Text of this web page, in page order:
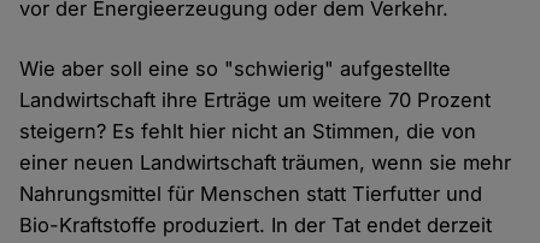
vor der Energieerzeugung oder dem Verkehr.
Wie aber soll eine so "schwierig" aufgestellte
Landwirtschaft ihre Erträge um weitere 70 Prozent
steigern? Es fehlt hier nicht an Stimmen, die von
einer neuen Landwirtschaft träumen, wenn sie mehr
Nahrungsmittel für Menschen statt Tierfutter und
Bio-Kraftstoffe produziert. In der Tat endet derzeit